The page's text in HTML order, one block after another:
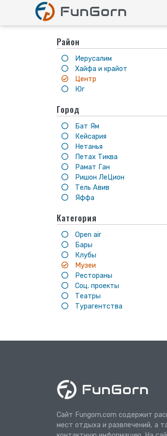
Район
Иерусалим
Хайфа и крайот
Центр
Юг
Город
Бат Ям
Кейсария
Нетанья
Петах Тиква
Рамат Ган
Ришон ЛеЦион
Тель Авив
Яффа
Категория
Open air
Бары
Клубы
Музеи
Рестораны
Соц. проекты
Театры
Турагентства
Сайт Fungorn.com содержит
мест отдыха и развлечений, а